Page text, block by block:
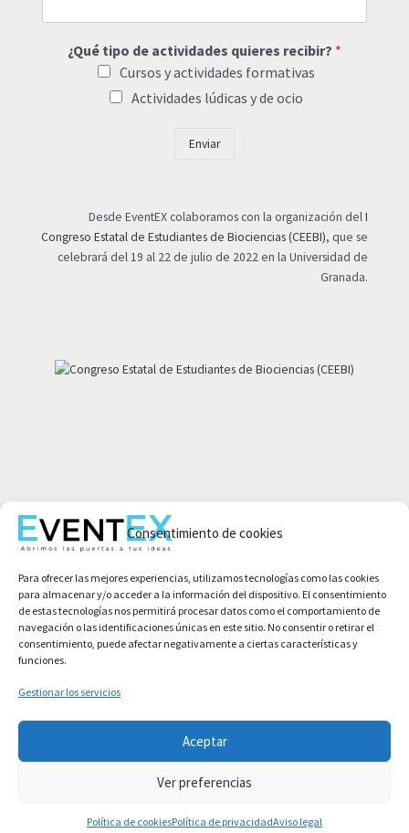
Consentimiento de cookies
Para ofrecer las mejores experiencias, utilizamos tecnologías como las cookies
para almacenar y/o acceder a la información del dispositivo. El consentimiento
de estas tecnologías nos permitirá procesar datos como el comportamiento de
navegación o las identificaciones únicas en este sitio. No consentir o retirar el
consentimiento, puede afectar negativamente a ciertas características y
funciones.
Gestionar los servicios
Aceptar
Ver preferencias
Política de cookiesPolítica de privacidadAviso legal
¿Qué tipo de actividades quieres recibir? *
Cursos y actividades formativas
Actividades lúdicas y de ocio
Enviar
Desde EventEX colaboramos con la organización delI
Congreso Estatal de Estudiantes de Biociencias (CEEBI), que se
celebrará del 19 al 22 de julio de 2022 en la Universidad de
Granada.
Aviso legal
Condiciones de compra
Política de cookies